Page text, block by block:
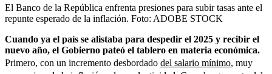
El Banco de la República enfrenta presiones para subir tasas ante el
repunte esperado de la inflación. Foto: ADOBE STOCK
Cuando ya el país se alistaba para despedir el 2025 y recibir el
nuevo año, el Gobierno pateó el tablero en materia económica.
Primero, con un incremento desbordado del salario mínimo, muy